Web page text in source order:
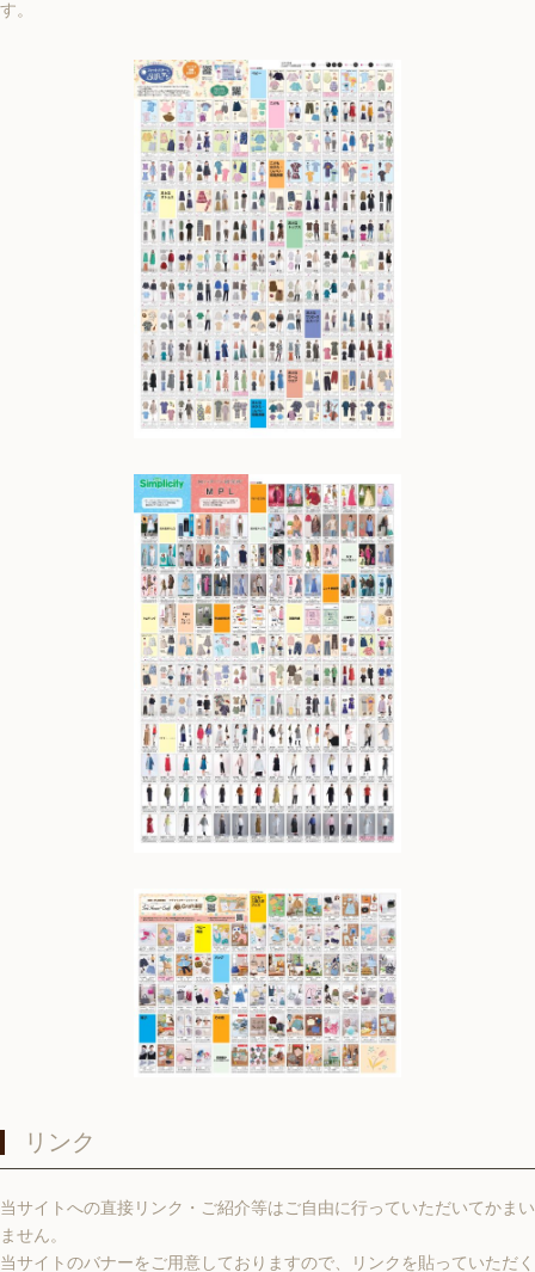
す。
リンク
当サイトへの直接リンク・ご紹介等はご自由に行っていただいてかまい
ません。
当サイトのバナーをご用意しておりますので、リンクを貼っていただく